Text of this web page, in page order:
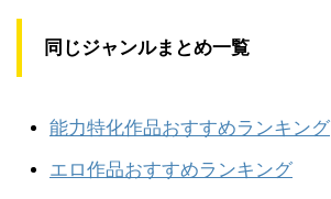
同じジャンルまとめ一覧
能力特化作品おすすめランキング
エロ作品おすすめランキング